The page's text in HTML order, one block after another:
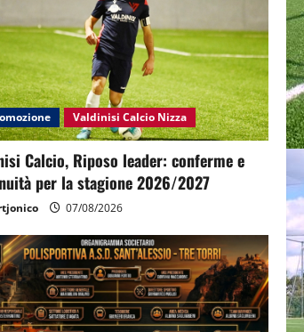
Valdinisi Calcio Nizza
Calcio, Riposo leader: conferme e
per la stagione 2026/2027
07/08/2026